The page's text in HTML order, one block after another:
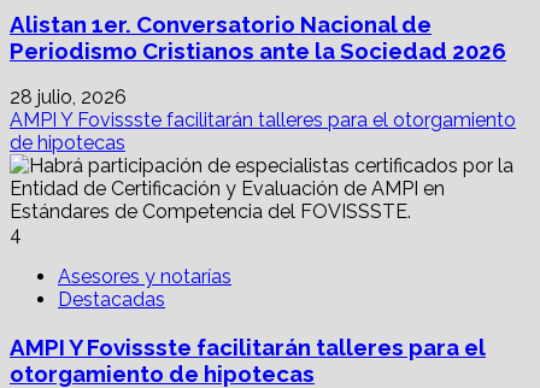
Alistan 1er. Conversatorio Nacional de
Periodismo Cristianos ante la Sociedad 2026
28 julio, 2026
AMPI Y Fovissste facilitarán talleres para el otorgamiento
de hipotecas
4
Asesores y notarías
Destacadas
AMPI Y Fovissste facilitarán talleres para el
otorgamiento de hipotecas